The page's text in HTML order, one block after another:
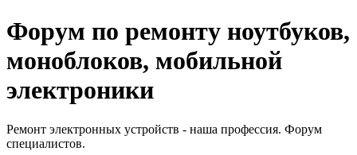
Регистрация
Форум по ремонту ноутбуков,
моноблоков, мобильной
электроники
Ремонт электронных устройств - наша профессия. Форум
специалистов.